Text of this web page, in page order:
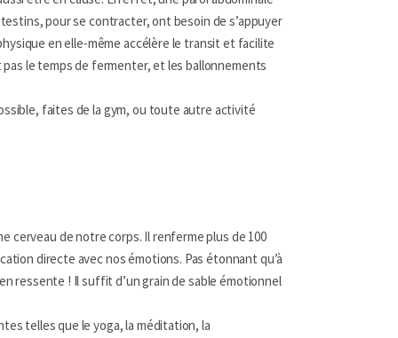
pour se contracter, ont besoin de s’appuyer
en elle-même accélère le transit et facilite
le temps de fermenter, et les ballonnements
faites de la gym, ou toute autre activité
cerveau de notre corps. Il renferme plus de 100
directe avec nos émotions. Pas étonnant qu’à
ressente ! Il suffit d’un grain de sable émotionnel
telles que le yoga, la méditation, la